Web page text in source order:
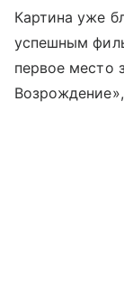
Картина уже
успешным
первое место